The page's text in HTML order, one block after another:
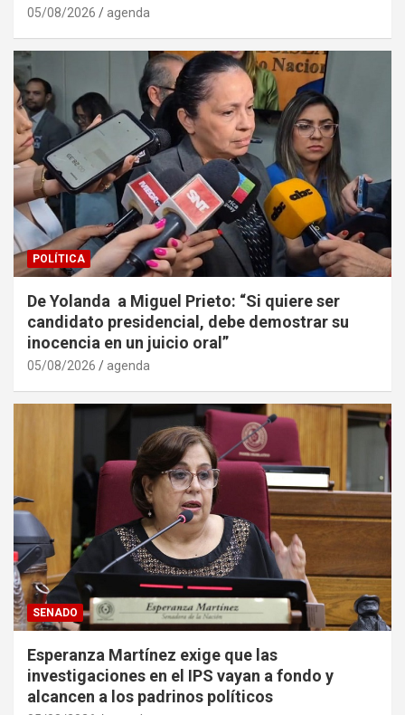
05/08/2026 agenda
POLÍTICA
De Yolanda a Miguel Prieto: “Si quiere ser
candidato presidencial, debe demostrar su
inocencia en un juicio oral”
05/08/2026 agenda
SENADO
Esperanza Martínez exige que las
investigaciones en el IPS vayan a fondo y
alcancen a los padrinos políticos